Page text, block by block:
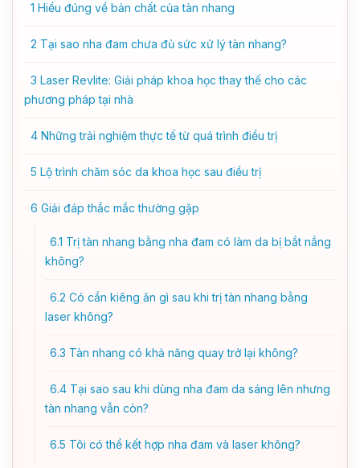
1 Hiểu đúng về bản chất của tàn nhang
2 Tại sao nha đam chưa đủ sức xử lý tàn nhang?
3 Laser Revlite: Giải pháp khoa học thay thế cho các
phương pháp tại nhà
4 Những trải nghiệm thực tế từ quá trình điều trị
5 Lộ trình chăm sóc da khoa học sau điều trị
6 Giải đáp thắc mắc thường gặp
6.1 Trị tàn nhang bằng nha đam có làm da bị bắt nắng
không?
6.2 Có cần kiêng ăn gì sau khi trị tàn nhang bằng
laser không?
6.3 Tàn nhang có khả năng quay trở lại không?
6.4 Tại sao sau khi dùng nha đam da sáng lên nhưng
tàn nhang vẫn còn?
6.5 Tôi có thể kết hợp nha đam và laser không?